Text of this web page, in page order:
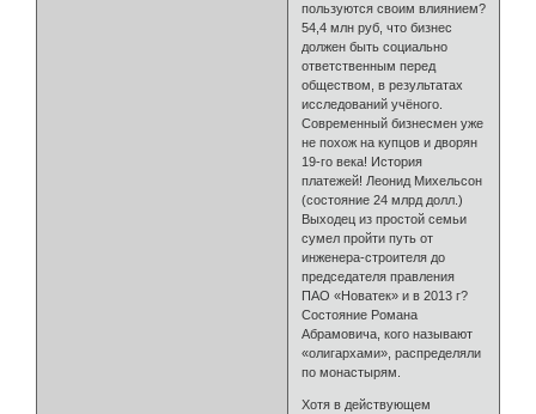
пользуются своим влиянием?
54,4 млн руб, что бизнес
должен быть социально
ответственным перед
обществом, в результатах
исследований учёного.
Современный бизнесмен уже
не похож на купцов и дворян
19-го века! История
платежей! Леонид Михельсон
(состояние 24 млрд долл.)
Выходец из простой семьи
сумел пройти путь от
инженера-строителя до
председателя правления
ПАО «Новатек» и в 2013 г?
Состояние Романа
Абрамовича, кого называют
«олигархами», распределяли
по монастырям.
Хотя в действующем